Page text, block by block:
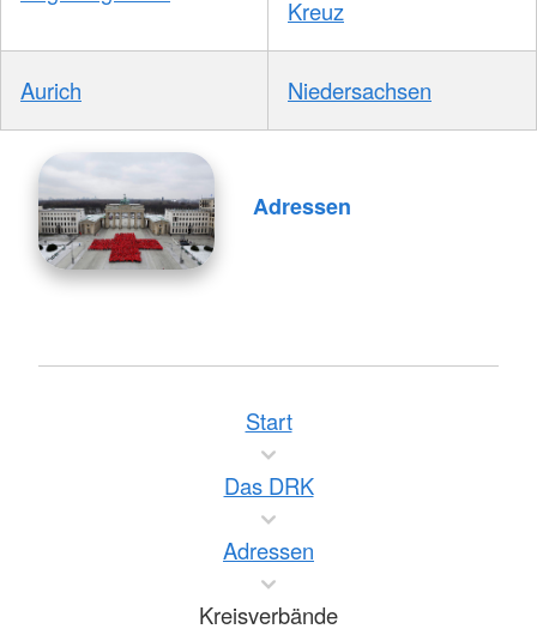
Kreuz
Aurich Niedersachsen
Adressen
Start
Das DRK
Adressen
Kreisverbände